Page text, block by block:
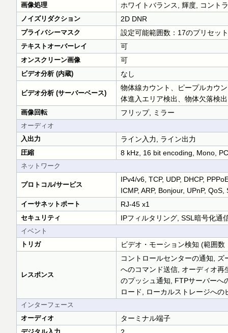
画像処理 ホワイトバランス, 輝度, コント
ノイズリダクション 2D DNR
プライバシーマスク 設定可能範囲数：17のプリセッ
テキストオーバーレイ 可
オンスクリーン画像 可
ビデオ分析 (内蔵) なし
ビデオ分析 (サーバーベース)
物体線カウント、ピープルカウ
体進入エリア検出、物体欠落検
画像回転 フリップ, ミラー
オーディオ
入出力
ライン入力, ライン出力
圧縮 8 kHz, 16 bit encoding, Mono,
ネットワーク
プロトコル/サービス
IPv4/v6, TCP, UDP, DHCP,
ICMP, ARP, Bonjour, UPnP,
イーサネットポート RJ-45 x1
セキュリティ IPフィルタリング, SSL暗号化通
イベント
トリガ
ビデオ・モーション検知 (範囲
レスポンス
コントロールセンターの通知,
へのコマンド送信, オーディオ
のプッシュ通知, FTPサーバーへ
ロード, ローカルストレージへ
インターフェース
オーディオ
ターミナル端子